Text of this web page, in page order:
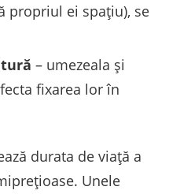
propriul ei spațiu), se
– umezeala și
fixarea lor în
durata de viață a
Unele